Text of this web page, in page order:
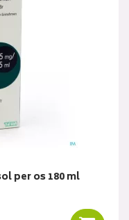
per os 180 ml